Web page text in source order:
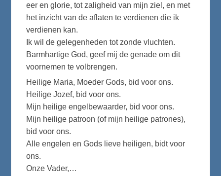
eer en glorie, tot zaligheid van mijn ziel, en met
het inzicht van de aflaten te verdienen die ik
verdienen kan.
Ik wil de gelegenheden tot zonde vluchten.
Barmhartige God, geef mij de genade om dit
voornemen te volbrengen.
Heilige Maria, Moeder Gods, bid voor ons.
Heilige Jozef, bid voor ons.
Mijn heilige engelbewaarder, bid voor ons.
Mijn heilige patroon (of mijn heilige patrones),
bid voor ons.
Alle engelen en Gods lieve heiligen, bidt voor
ons.
Onze Vader,…